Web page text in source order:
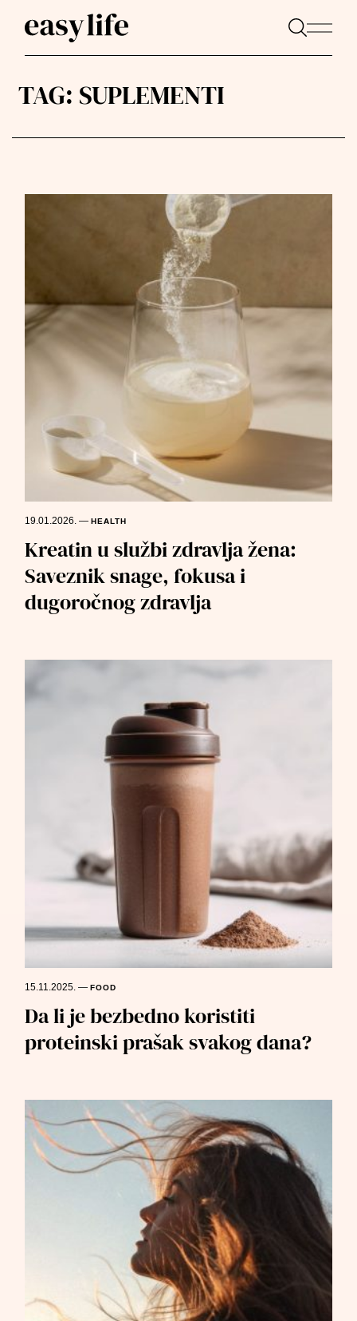
TAG: SUPLEMENTI
19.01.2026.—HEALTH
Kreatin u službi zdravlja žena:
Saveznik snage, fokusa i
dugoročnog zdravlja
15.11.2025.—FOOD
Da li je bezbedno koristiti
proteinski prašak svakog dana?